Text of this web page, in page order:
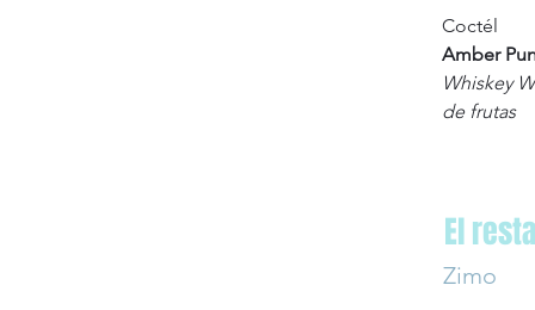
Coctél
Amber
Whiskey
de frutas
El
Zimo